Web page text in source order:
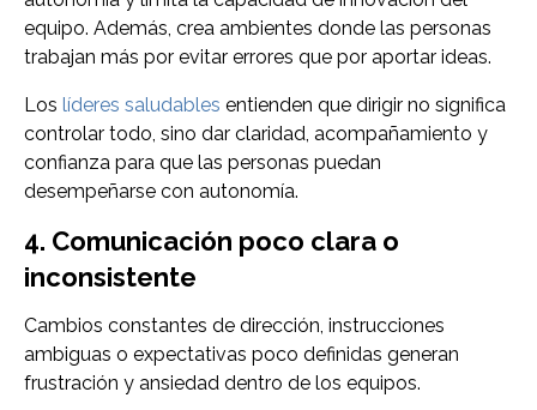
equipo. Además, crea ambientes donde las personas
trabajan más por evitar errores que por aportar ideas.
Los líderes saludables entienden que dirigir no significa
controlar todo, sino dar claridad, acompañamiento y
confianza para que las personas puedan
desempeñarse con autonomía.
4. Comunicación poco clara o
inconsistente
Cambios constantes de dirección, instrucciones
ambiguas o expectativas poco definidas generan
frustración y ansiedad dentro de los equipos.